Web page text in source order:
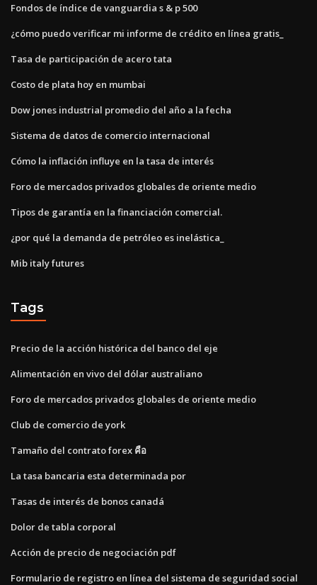
Fondos de índice de vanguardia s & p 500
¿cómo puedo verificar mi informe de crédito en línea gratis_
Tasa de participación de acero tata
Costo de plata hoy en mumbai
Dow jones industrial promedio del año a la fecha
Sistema de datos de comercio internacional
Cómo la inflación influye en la tasa de interés
Foro de mercados privados globales de oriente medio
Tipos de garantía en la financiación comercial.
¿por qué la demanda de petróleo es inelástica_
Mib italy futures
Tags
Precio de la acción histórica del banco del eje
Alimentación en vivo del dólar australiano
Foro de mercados privados globales de oriente medio
Club de comercio de york
Tamaño del contrato forex คือ
La tasa bancaria esta determinada por
Tasas de interés de bonos canadá
Dolor de tabla corporal
Acción de precio de negociación pdf
Formulario de registro en línea del sistema de seguridad social